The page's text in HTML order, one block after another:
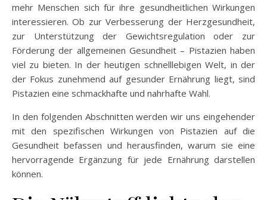
mehr Menschen sich für ihre gesundheitlichen Wirkungen
interessieren. Ob zur Verbesserung der Herzgesundheit,
zur Unterstützung der Gewichtsregulation oder zur
Förderung der allgemeinen Gesundheit – Pistazien haben
viel zu bieten. In der heutigen schnelllebigen Welt, in der
der Fokus zunehmend auf gesunder Ernährung liegt, sind
Pistazien eine schmackhafte und nahrhafte Wahl.
In den folgenden Abschnitten werden wir uns eingehender
mit den spezifischen Wirkungen von Pistazien auf die
Gesundheit befassen und herausfinden, warum sie eine
hervorragende Ergänzung für jede Ernährung darstellen
können.